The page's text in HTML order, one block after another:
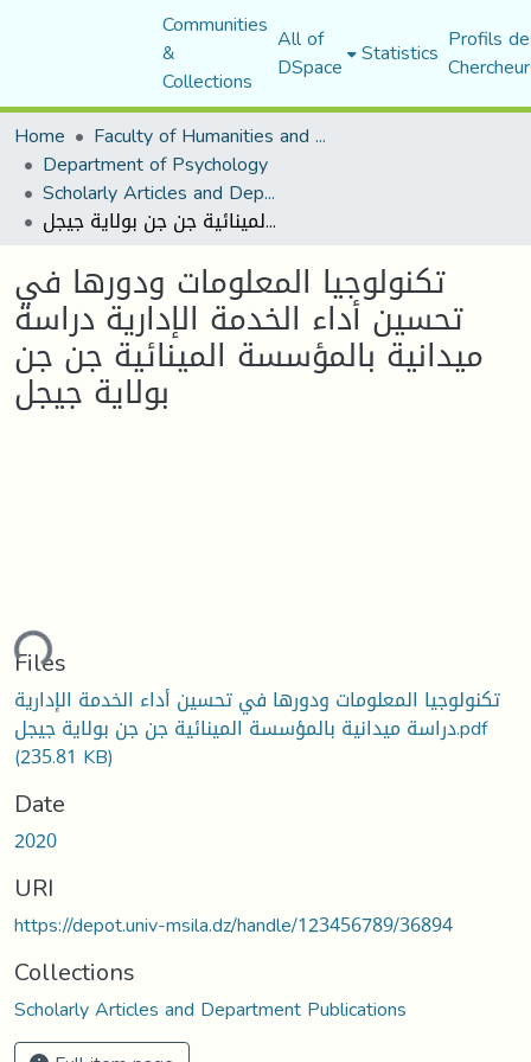
Communities
&
Collections
All of
DSpace Statistics Profils
Home
Faculty of Humanities and Social Sciences
Department of Psychology
Scholarly Articles and Department Publications
تكنولوجيا المعلومات ودورها في تحسين أداء الخدمة الإدارية دراسة ميدانية بالمؤسسة المينائية جن جن بولاية جيجل
تكنولوجيا المعلومات ودورها في
تحسين أداء الخدمة الإدارية دراسة
ميدانية بالمؤسسة المينائية جن جن
بولاية جيجل
Files
تكنولوجيا المعلومات ودورها في تحسين أداء الخدمة الإدارية
دراسة ميدانية بالمؤسسة المينائية جن جن بولاية جيجل.pdf
(235.81 KB)
Date
2020
URI
https://depot.univ-msila.dz/handle/123456789/36894
Collections
Scholarly Articles and Department Publications